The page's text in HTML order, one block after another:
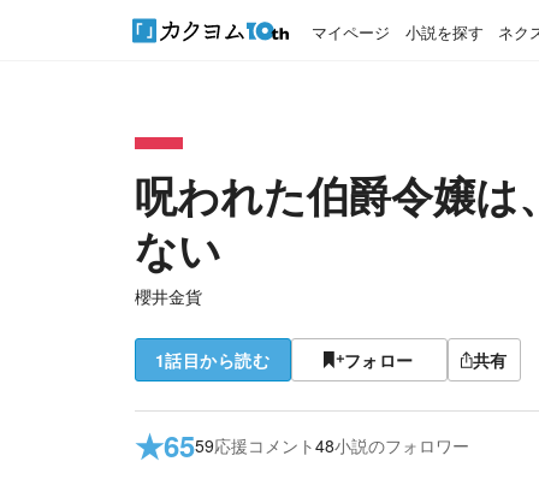
マイページ 小説を探す ネク
呪われた伯爵令嬢は
ない
櫻井金貨
1話目から読む フォロー 共有
★6559応援コメント48小説のフォロワー